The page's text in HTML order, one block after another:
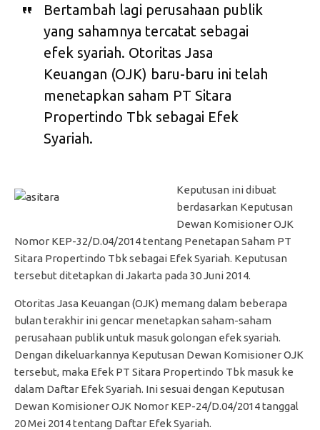
Bertambah lagi perusahaan publik
yang sahamnya tercatat sebagai
efek syariah. Otoritas Jasa
Keuangan (OJK) baru-baru ini telah
menetapkan saham PT Sitara
Propertindo Tbk sebagai Efek
Syariah.
Keputusan ini dibuat
berdasarkan Keputusan
Dewan Komisioner OJK
Nomor KEP-32/D.04/2014 tentang Penetapan Saham PT
Sitara Propertindo Tbk sebagai Efek Syariah. Keputusan
tersebut ditetapkan di Jakarta pada 30 Juni 2014.
Otoritas Jasa Keuangan (OJK) memang dalam beberapa
bulan terakhir ini gencar menetapkan saham-saham
perusahaan publik untuk masuk golongan efek syariah.
Dengan dikeluarkannya Keputusan Dewan Komisioner OJK
tersebut, maka Efek PT Sitara Propertindo Tbk masuk ke
dalam Daftar Efek Syariah. Ini sesuai dengan Keputusan
Dewan Komisioner OJK Nomor KEP-24/D.04/2014 tanggal
20 Mei 2014 tentang Daftar Efek Syariah.